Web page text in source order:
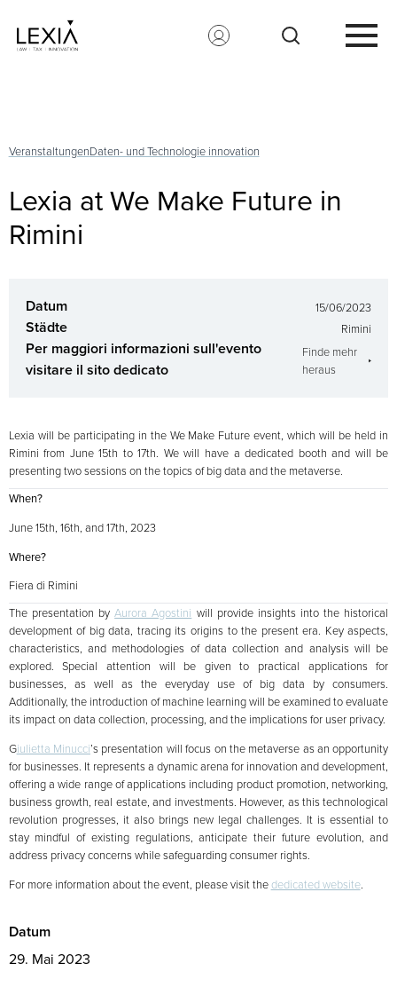
VeranstaltungenDaten- und Technologie innovation
Lexia at We Make Future in
Rimini
Datum 15/06/2023
Städte Rimini
Per maggiori informazioni sull'evento
visitare il sito dedicato
Finde mehr
heraus
Lexia will be participating in the We Make Future event, which will be held in
Rimini from June 15th to 17th. We will have a dedicated booth and will be
presenting two sessions on the topics of big data and the metaverse.
When?
June 15th, 16th, and 17th, 2023
Where?
Fiera di Rimini
The presentation byAurora Agostini will provide insights into the historical
development of big data, tracing its origins to the present era. Key aspects,
characteristics, and methodologies of data collection and analysis will be
explored. Special attention will be given to practical applications for
businesses, as well as the everyday use of big data by consumers.
Additionally, the introduction of machine learning will be examined to evaluate
its impact on data collection, processing, and the implications for user privacy.
Giulietta Minucci’s presentation will focus on the metaverse as an opportunity
for businesses. It represents a dynamic arena for innovation and development,
offering a wide range of applications including product promotion, networking,
business growth, real estate, and investments. However, as this technological
revolution progresses, it also brings new legal challenges. It is essential to
stay mindful of existing regulations, anticipate their future evolution, and
address privacy concerns while safeguarding consumer rights.
For more information about the event, please visit thededicated website.
Datum
29. Mai 2023